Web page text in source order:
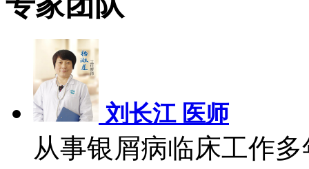
刘长江 医师
从事银屑病临床工作